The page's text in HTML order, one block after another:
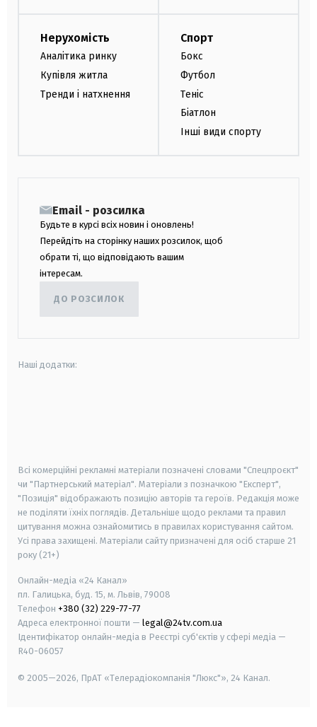
Нерухомість
Аналітика ринку
Купівля житла
Тренди і натхнення
Спорт
Бокс
Футбол
Теніс
Біатлон
Інші види спорту
Email - розсилка
Будьте в курсі всіх новин і оновлень!
Перейдіть на сторінку наших розсилок, щоб
обрати ті, що відповідають вашим
інтересам.
ДО РОЗСИЛОК
Наші додатки:
Всі комерційні рекламні матеріали позначені словами "Спецпроєкт"
чи "Партнерський матеріал". Матеріали з позначкою "Експерт",
"Позиція" відображають позицію авторів та героїв. Редакція може
не поділяти їхніх поглядів. Детальніше щодо реклами та правил
цитування можна ознайомитись в правилах користування сайтом.
Усі права захищені. Матеріали сайту призначені для осіб старше 21
року (21+)
Онлайн-медіа «24 Канал»
пл. Галицька, буд. 15, м. Львів, 79008
Телефон +380 (32) 229-77-77
Адреса електронної пошти — legal@24tv.com.ua
Ідентифікатор онлайн-медіа в Реєстрі суб'єктів у сфері медіа —
R40-06057
© 2005—2026, ПрАТ «Телерадіокомпанія "Люкс"», 24 Канал.